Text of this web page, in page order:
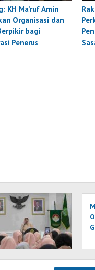
KH Ma’ruf Amin
Organisasi dan
bagi
Penerus